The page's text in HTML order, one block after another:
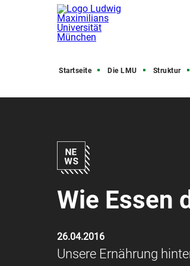
Startseite Die LMU Struktur
Wie Essen
26.04.2016
Unsere Ernährung